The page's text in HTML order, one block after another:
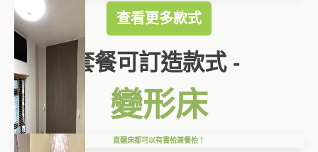
查看更多款式
套餐可訂造款式 -
變形床
直翻床都可以有書枱兼餐枱！